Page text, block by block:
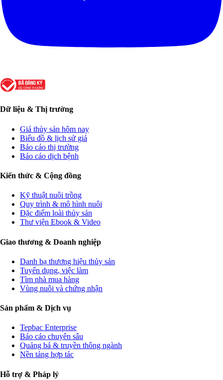
Dữ liệu & Thị trường
Giá thủy sản hôm nay
Biểu đồ & lịch sử giá
Báo cáo thị trường
Báo cáo dịch bệnh
Kiến thức & Cộng đồng
Kỹ thuật nuôi trồng
Quy trình & mô hình nuôi
Đặc điểm loài thủy sản
Thư viện Ebook & Video
Giao thương & Doanh nghiệp
Danh bạ thương hiệu thủy sản
Tuyển dụng, việc làm
Tìm nhà mua hàng
Vùng nuôi và chứng nhận
Sản phẩm & Dịch vụ
Tepbac Enterprise
Báo cáo chuyên sâu
Quảng bá & truyền thông ngành
Nền tảng hợp tác
Hỗ trợ & Pháp lý